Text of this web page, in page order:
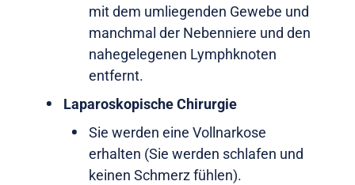
mit dem umliegenden Gewebe und
manchmal der Nebenniere und den
nahegelegenen Lymphknoten
entfernt.
Laparoskopische Chirurgie
Sie werden eine Vollnarkose
erhalten (Sie werden schlafen und
keinen Schmerz fühlen).